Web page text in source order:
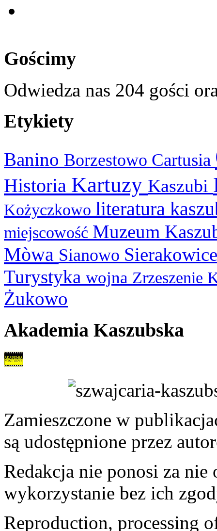
Gościmy
Odwiedza nas 204 gości
Etykiety
Banino Borzestowo Cartusia
Historia Kartuzy Kaszubi
Kożyczkowo literatura
miejscowość Muzeum
Mòwa Sianowo
Turystyka wojna Zrzeszenie
Żukowo
Akademia Kaszubska
Zamieszczone w
są udostępnione przez
Redakcja nie ponosi za
wykorzystanie bez ich
Reproduction, processing